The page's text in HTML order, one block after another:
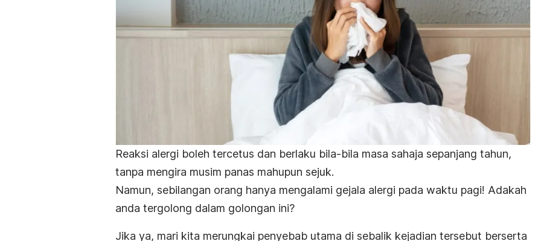
Reaksi alergi boleh tercetus dan berlaku bila-bila masa sahaja sepanjang tahun,
tanpa mengira musim panas mahupun sejuk.
Namun, sebilangan orang hanya mengalami gejala alergi pada waktu pagi! Adakah
anda tergolong dalam golongan ini?
Jika ya, mari kita merungkai penyebab utama di sebalik kejadian tersebut berserta